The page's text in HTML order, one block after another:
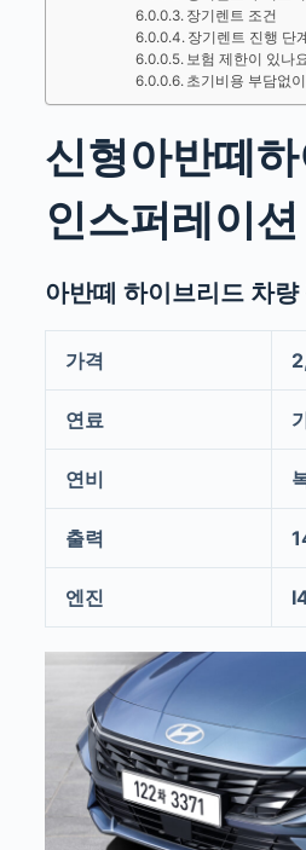
장기렌트 조건
장기렌트 진행 단
보험 제한이 있나
초기비용 부담없
신형아반떼
인스퍼레이
아반떼 하이브리드 차량
가격
연료
연비
출력
엔진